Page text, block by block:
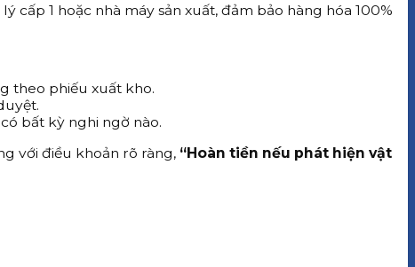
1 hoặc nhà máy sản xuất, đảm bảo hàng hóa 100%
theo phiếu xuất kho.
bất kỳ nghi ngờ nào.
với điều khoản rõ ràng, “Hoàn tiền nếu phát hiện vật